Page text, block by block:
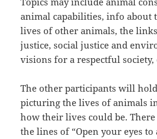
animal capabilities, info about
lives of other animals, the
justice, social justice and
visions for a respectful society,
The other participants will
picturing the lives of animals
how their lives could be.
the lines of “Open your eyes